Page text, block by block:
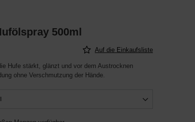
500ml
Auf die Einkaufsliste
Hufe stärkt, glänzt und vor dem Austrocknen
ohne Verschmutzung der Hände.